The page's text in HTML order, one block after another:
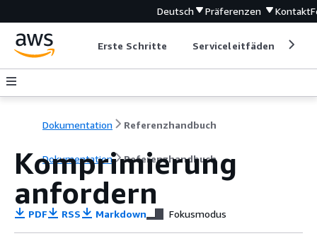
Deutsch Präferenzen Kontakt
Erste Schritte Serviceleitfäden
Dokumentation Referenzhandbuch
Dokumentation Referenzhandbuch
Komprimierung
anfordern
PDF RSS Markdown Fokusmodus